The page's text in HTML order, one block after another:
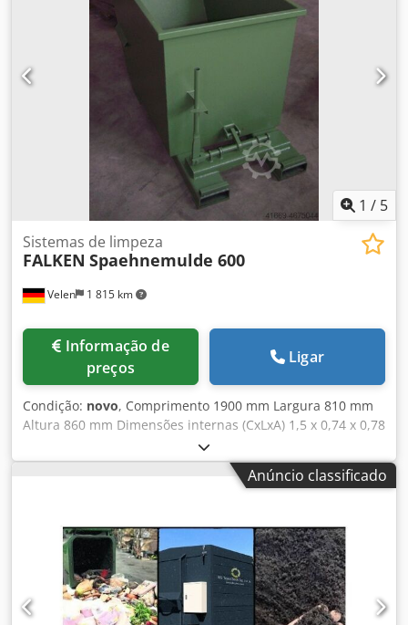
1 / 5
Velen 1 815 km
Sistemas de limpeza
FALKEN Spaehnemulde 600
preços
Ligar
Condição: novo, Comprimento 1900 mm Largura 810 mm
Altura 860 mm Dimensões internas (CxLxA) 1,5 x 0,74 x 0,78
m Capacidade 600 l Os contentores são reservatórios para
aparas!!! - revestido a pó em RAL 6011 verde. - mecanismo
basculante - dispositivo de drenagem - trava deAnúncio classificado